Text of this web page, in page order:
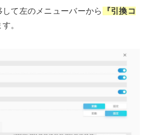
して左のメニューバーから
『引換コ
。